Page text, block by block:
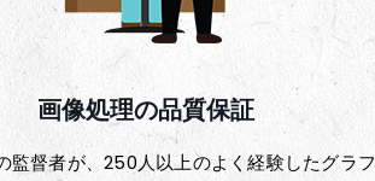
画像処理の品質保証
監督者が、250人以上のよく経験したグラフ